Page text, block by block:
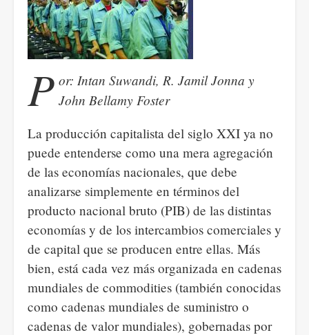
P or: Intan Suwandi, R. Jamil Jonna y
John Bellamy Foster
La producción capitalista del siglo XXI ya no
puede entenderse como una mera agregación
de las economías nacionales, que debe
analizarse simplemente en términos del
producto nacional bruto (PIB) de las distintas
economías y de los intercambios comerciales y
de capital que se producen entre ellas. Más
bien, está cada vez más organizada en cadenas
mundiales de commodities (también conocidas
como cadenas mundiales de suministro o
cadenas de valor mundiales), gobernadas por